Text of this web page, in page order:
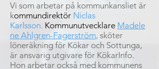
Vi som arbetar på kommunkansliet är
kommundirektör Niclas
Karlsson. Kommunutvecklare Madele
ne Ahlgren-Fagerström, sköter
löneräkning för Kökar och Sottunga,
är ansvarig utgivare för KökarInfo.
Hon arbetar också med kommunens